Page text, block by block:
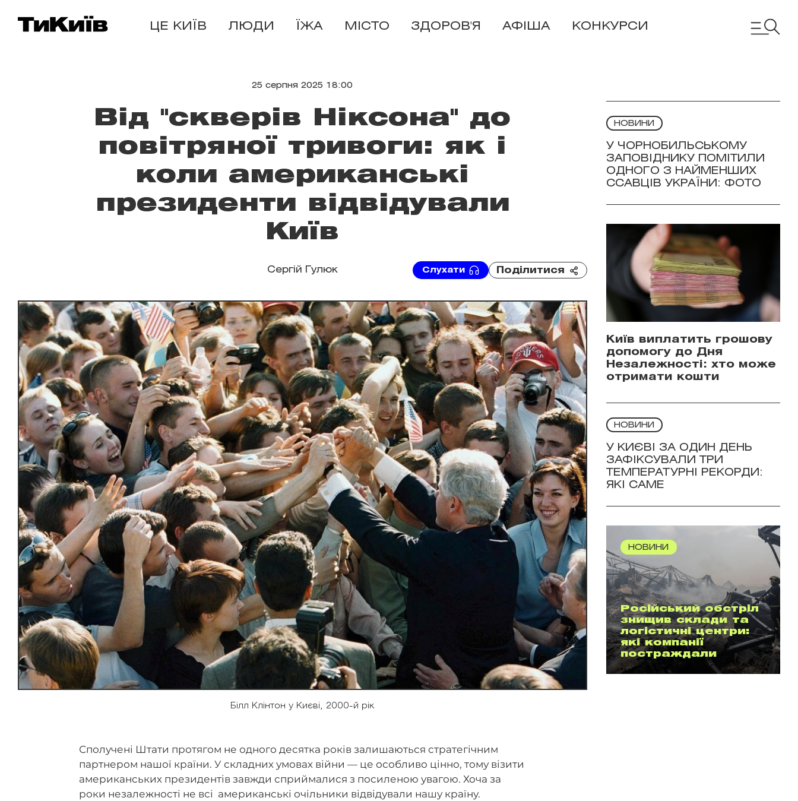
ЦЕ КИЇВ ЛЮДИ ЇЖА МІСТО ЗДОРОВ'Я АФІША КОНКУРСИ
25 серпня 2025 18:00
Від "скверів Ніксона" до
повітряної тривоги: як і
коли американські
президенти відвідували
Київ
Сергій Гулюк Слухати Поділитися
Білл Клінтон у Києві, 2000-й рік
Сполучені Штати протягом не одного десятка років залишаються стратегічним
партнером нашої країни. У складних умовах війни — це особливо цінно, тому візити
американських президентів завжди сприймалися з посиленою увагою. Хоча за
роки незалежності не всі американські очільники відвідували нашу країну.
НОВИНИ
У ЧОРНОБИЛЬСЬКОМУ
ЗАПОВІДНИКУ ПОМІТИЛИ
ОДНОГО З НАЙМЕНШИХ
ССАВЦІВ УКРАЇНИ: ФОТО
Київ виплатить грошову
допомогу до Дня
Незалежності: хто може
отримати кошти
НОВИНИ
У КИЄВІ ЗА ОДИН ДЕНЬ
ЗАФІКСУВАЛИ ТРИ
ТЕМПЕРАТУРНІ РЕКОРДИ:
ЯКІ САМЕ
НОВИНИ
Російський обстріл
знищив склади та
логістичні центри:
які компанії
постраждали